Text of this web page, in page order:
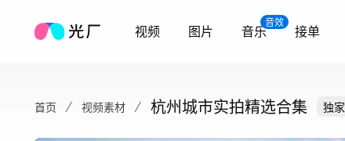
视频 图片
音效
音乐 接单
首页 视频素材 杭州城市实拍精选合集 独家